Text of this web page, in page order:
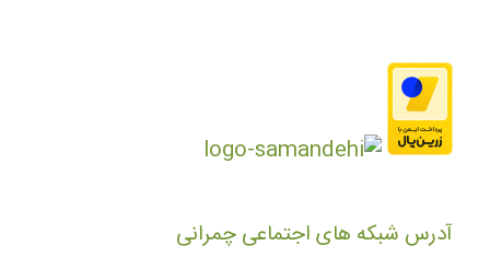
آدرس شبکه های اجتماعی چمرانی